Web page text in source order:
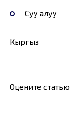
Суу алуу
Кыргыз
Оцените статью